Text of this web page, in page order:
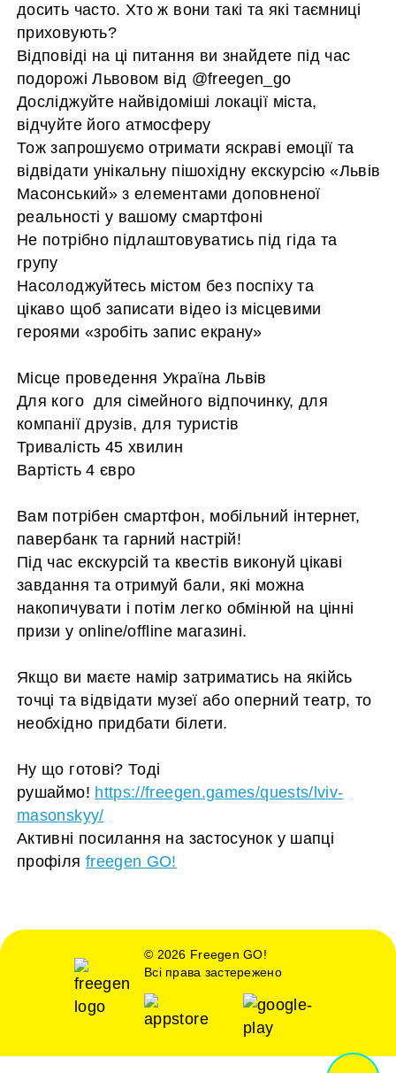
досить часто. Хто ж вони такі та які таємниці
приховують?
Відповіді на ці питання ви знайдете під час
подорожі Львовом від @freegen_go
Досліджуйте найвідоміші локації міста,
відчуйте його атмосферу
Тож запрошуємо отримати яскраві емоції та
відвідати унікальну пішохідну екскурсію «Львів
Масонський» з елементами доповненої
реальності у вашому смартфоні
Не потрібно підлаштовуватись під гіда та
групу
Насолоджуйтесь містом без поспіху та
цікаво щоб записати відео із місцевими
героями «зробіть запис екрану»
Місце проведення Україна Львів
Для кого для сімейного відпочинку, для
компанії друзів, для туристів
Тривалість 45 хвилин
Вартість 4 євро
Вам потрібен смартфон, мобільний інтернет,
павербанк та гарний настрій!
Під час екскурсій та квестів виконуй цікаві
завдання та отримуй бали, які можна
накопичувати і потім легко обмінюй на цінні
призи у online/offline магазині.
Якщо ви маєте намір затриматись на якійсь
точці та відвідати музеї або оперний театр, то
необхідно придбати білети.
Ну що готові? Тоді
рушаймо! https://freegen.games/quests/lviv-
masonskyy/
Активні посилання на застосунок у шапці
профіля freegen GO!
© 2026 Freegen GO!
Всі права застережено